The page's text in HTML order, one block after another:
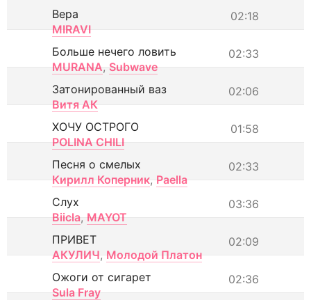
02:18
Вера
MIRAVI
02:33
Больше нечего ловить
MURANA, Subwave
02:06
Затонированный ваз
Витя АК
01:58
ХОЧУ ОСТРОГО
POLINA CHILI
02:33
Песня о смелых
Кирилл Коперник, Paella
03:36
Слух
Biicla, MAYOT
02:09
ПРИВЕТ
АКУЛИЧ, Молодой Платон
02:36
Ожоги от сигарет
Sula Fray